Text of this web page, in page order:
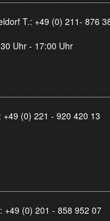
T.: +49 (0) 211- 876
Uhr - 17:00 Uhr
+49 (0) 221 - 920 420 13
+49 (0) 201 - 858 952 07